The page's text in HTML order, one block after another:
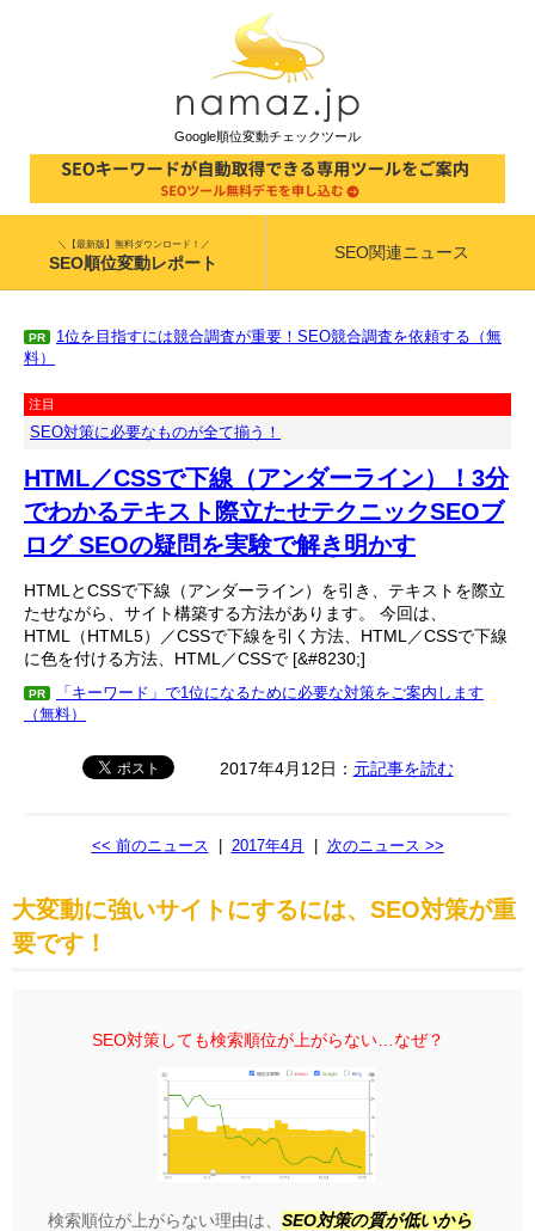
Google順位変動チェックツール
＼【最新版】無料ダウンロード！／
SEO順位変動レポート
SEO関連ニュース
PR
1位を目指すには競合調査が重要！SEO競合調査を依頼する（無
料）
注目
SEO対策に必要なものが全て揃う！
HTML／CSSで下線（アンダーライン）！3分
でわかるテキスト際立たせテクニックSEOブ
ログ SEOの疑問を実験で解き明かす
HTMLとCSSで下線（アンダーライン）を引き、テキストを際立
たせながら、サイト構築する方法があります。 今回は、
HTML（HTML5）／CSSで下線を引く方法、HTML／CSSで下線
に色を付ける方法、HTML／CSSで [&#8230;]
PR
「キーワード」で1位になるために必要な対策をご案内します
（無料）
2017年4月12日： 元記事を読む
<< 前のニュース 2017年4月 次のニュース >>
大変動に強いサイトにするには、SEO対策が重
要です！
SEO対策しても検索順位が上がらない…なぜ？
検索順位が上がらない理由は、 SEO対策の質が低いから